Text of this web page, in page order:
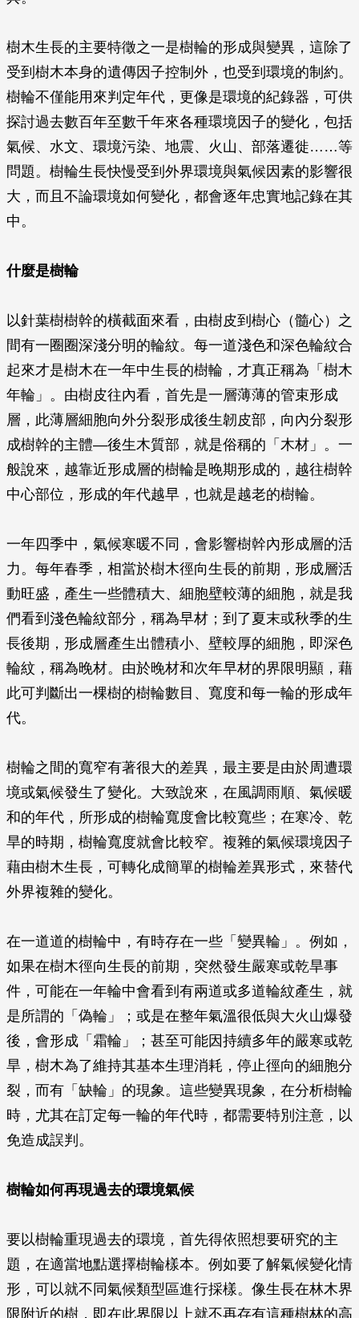
樹木生長的主要特徵之一是樹輪的形成與變異，這除了
受到樹木本身的遺傳因子控制外，也受到環境的制約。
樹輪不僅能用來判定年代，更像是環境的紀錄器，可供
探討過去數百年至數千年來各種環境因子的變化，包括
氣候、水文、環境污染、地震、火山、部落遷徙……等
問題。樹輪生長快慢受到外界環境與氣候因素的影響很
大，而且不論環境如何變化，都會逐年忠實地記錄在其
中。
什麼是樹輪
以針葉樹樹幹的橫截面來看，由樹皮到樹心（髓心）之
間有一圈圈深淺分明的輪紋。每一道淺色和深色輪紋合
起來才是樹木在一年中生長的樹輪，才真正稱為「樹木
年輪」。由樹皮往內看，首先是一層薄薄的管束形成
層，此薄層細胞向外分裂形成後生韌皮部，向內分裂形
成樹幹的主體—後生木質部，就是俗稱的「木材」。一
般說來，越靠近形成層的樹輪是晚期形成的，越往樹幹
中心部位，形成的年代越早，也就是越老的樹輪。
一年四季中，氣候寒暖不同，會影響樹幹內形成層的活
力。每年春季，相當於樹木徑向生長的前期，形成層活
動旺盛，產生一些體積大、細胞壁較薄的細胞，就是我
們看到淺色輪紋部分，稱為早材；到了夏末或秋季的生
長後期，形成層產生出體積小、壁較厚的細胞，即深色
輪紋，稱為晚材。由於晚材和次年早材的界限明顯，藉
此可判斷出一棵樹的樹輪數目、寬度和每一輪的形成年
代。
樹輪之間的寬窄有著很大的差異，最主要是由於周遭環
境或氣候發生了變化。大致說來，在風調雨順、氣候暖
和的年代，所形成的樹輪寬度會比較寬些；在寒冷、乾
旱的時期，樹輪寬度就會比較窄。複雜的氣候環境因子
藉由樹木生長，可轉化成簡單的樹輪差異形式，來替代
外界複雜的變化。
在一道道的樹輪中，有時存在一些「變異輪」。例如，
如果在樹木徑向生長的前期，突然發生嚴寒或乾旱事
件，可能在一年輪中會看到有兩道或多道輪紋產生，就
是所謂的「偽輪」；或是在整年氣溫很低與大火山爆發
後，會形成「霜輪」；甚至可能因持續多年的嚴寒或乾
旱，樹木為了維持其基本生理消耗，停止徑向的細胞分
裂，而有「缺輪」的現象。這些變異現象，在分析樹輪
時，尤其在訂定每一輪的年代時，都需要特別注意，以
免造成誤判。
樹輪如何再現過去的環境氣候
要以樹輪重現過去的環境，首先得依照想要研究的主
題，在適當地點選擇樹輪樣本。例如要了解氣候變化情
形，可以就不同氣候類型區進行採樣。像生長在林木界
限附近的樹，即在此界限以上就不再存有這種樹林的高